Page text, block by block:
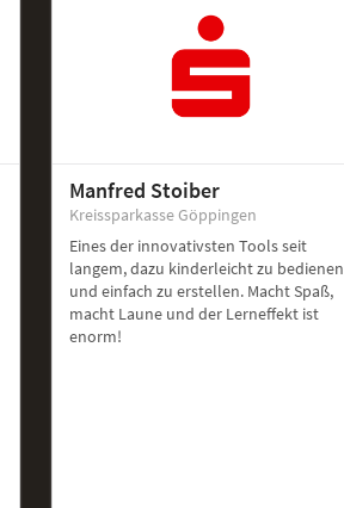
Manfred Stoiber
Kreissparkasse Göppingen
Eines der innovativsten Tools seit
langem, dazu kinderleicht zu bedienen
und einfach zu erstellen. Macht Spaß,
macht Laune und der Lerneffekt ist
enorm!